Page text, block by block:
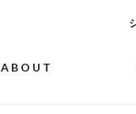
ABOUT